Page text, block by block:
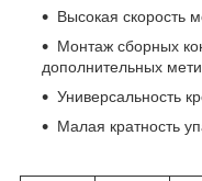
Высокая скорость
Монтаж сборных
дополнительных
Универсальность
Малая кратность